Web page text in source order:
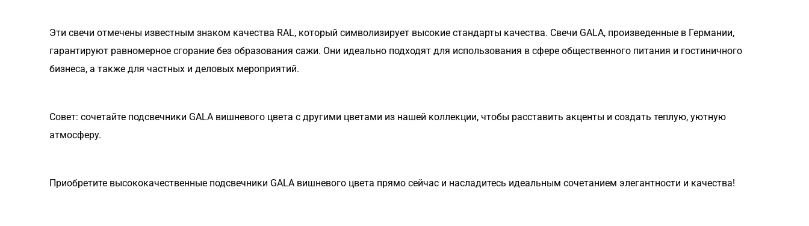
Эти свечи отмечены известным знаком качества RAL, который символизирует высокие стандарты качества. Свечи GALA, произведенные в Германии,
гарантируют равномерное сгорание без образования сажи. Они идеально подходят для использования в сфере общественного питания и гостиничного
бизнеса, а также для частных и деловых мероприятий.
Совет: сочетайте подсвечники GALA вишневого цвета с другими цветами из нашей коллекции, чтобы расставить акценты и создать теплую, уютную
атмосферу.
Приобретите высококачественные подсвечники GALA вишневого цвета прямо сейчас и насладитесь идеальным сочетанием элегантности и качества!